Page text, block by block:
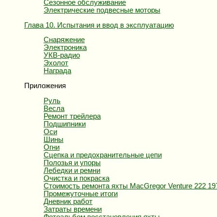
Сезонное обслуживание
Электрические подвесные моторы
Глава 10. Испытания и ввод в эксплуатацию
Снаряжение
Электроника
УКВ-радио
Эхолот
Награда
Приложения
Руль
Весла
Ремонт трейлера
Подшипники
Оси
Шины
Огни
Сцепка и предохранительные цепи
Полозья и упоры
Лебедки и ремни
Очистка и покраска
Стоимость ремонта яхты MacGregor Venture 222
Промежуточные итоги
Дневник работ
Затраты времени